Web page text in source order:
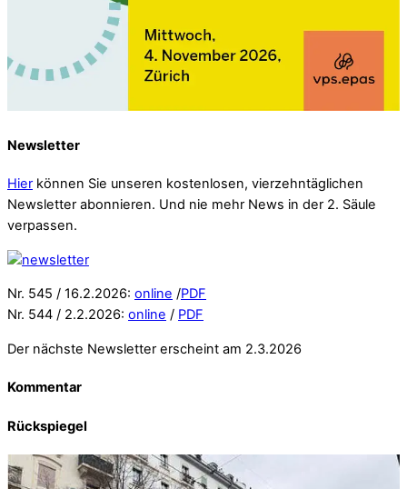
Newsletter
Hier können Sie unseren kostenlosen, vierzehntäglichen
Newsletter abonnieren. Und nie mehr News in der 2. Säule
verpassen.
Nr. 545 / 16.2.2026: online /PDF
Nr. 544 / 2.2.2026: online / PDF
Der nächste Newsletter erscheint am 2.3.2026
Kommentar
Rückspiegel